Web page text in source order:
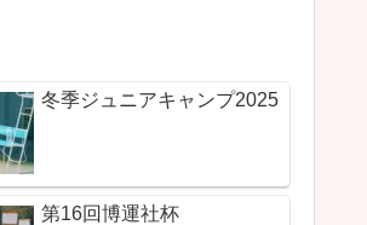
冬季ジュニアキャンプ2025
第16回博運社杯